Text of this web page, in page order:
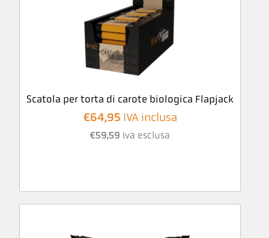
Scatola per torta di carote biologica Flapjack
€64,95 IVA inclusa
€59,59 Iva esclusa